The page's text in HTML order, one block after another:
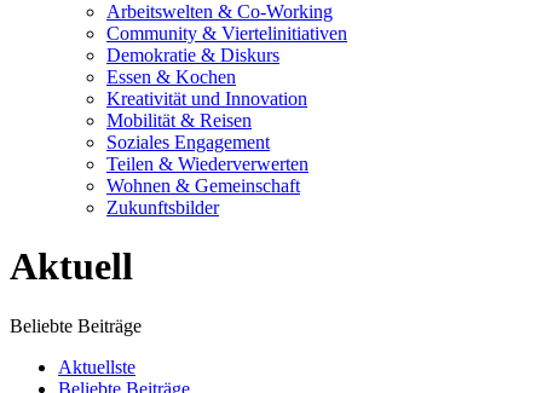
Arbeitswelten & Co-Working
Community & Viertelinitiativen
Demokratie & Diskurs
Essen & Kochen
Kreativität und Innovation
Mobilität & Reisen
Soziales Engagement
Teilen & Wiederverwerten
Wohnen & Gemeinschaft
Zukunftsbilder
Aktuell
Beliebte Beiträge
Aktuellste
Beliebte Beiträge